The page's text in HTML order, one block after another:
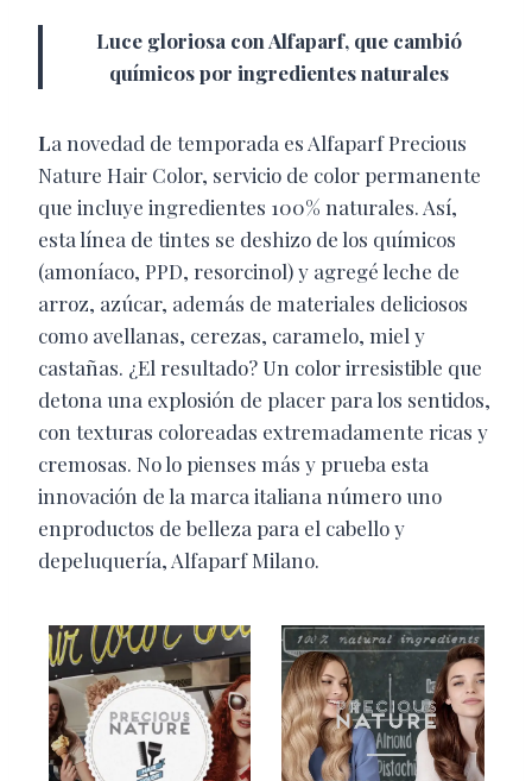
Luce gloriosa con Alfaparf, que cambió
químicos por ingredientes naturales
La novedad de temporada es Alfaparf Precious
Nature Hair Color, servicio de color permanente
que incluye ingredientes 100% naturales. Así,
esta línea de tintes se deshizo de los químicos
(amoníaco, PPD, resorcinol) y agregé leche de
arroz, azúcar, además de materiales deliciosos
como avellanas, cerezas, caramelo, miel y
castañas. ¿El resultado? Un color irresistible que
detona una explosión de placer para los sentidos,
con texturas coloreadas extremadamente ricas y
cremosas. No lo pienses más y prueba esta
innovación de la marca italiana número uno
enproductos de belleza para el cabello y
depeluquería, Alfaparf Milano.